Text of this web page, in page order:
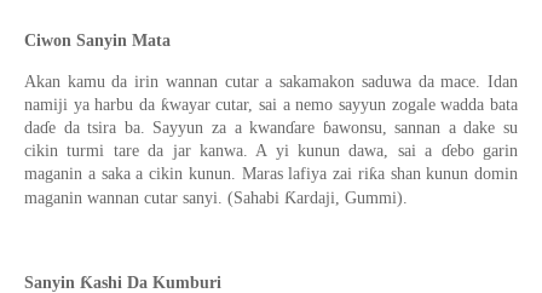
Ciwon Sanyin Mata
Akan kamu da irin wannan cutar a sakamakon saduwa da mace. Idan
namiji ya harbu da ƙwayar cutar, sai a nemo sayyun zogale wadda bata
daɗe da tsira ba. Sayyun za a kwanɗare ɓawonsu, sannan a dake su
cikin turmi tare da jar kanwa. A yi kunun dawa, sai a ɗebo garin
maganin a saka a cikin kunun. Maras lafiya zai riƙa shan kunun domin
maganin wannan cutar sanyi. (Sahabi Ƙardaji, Gummi).
Sanyin Ƙashi Da Kumburi